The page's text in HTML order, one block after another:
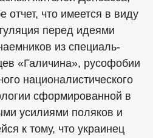
отчет, что имеется в виду
перед идеями
из специаль-
«Галичина», русофобии
националистического
сформированной в
усилиями поляков и
к тому, что украинец